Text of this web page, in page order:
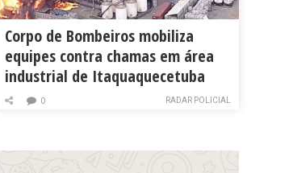
Corpo de Bombeiros mobiliza
equipes contra chamas em área
industrial de Itaquaquecetuba
RADAR POLICIAL
0